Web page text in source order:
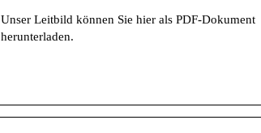
Unser Leitbild können Sie hier als PDF-Dokument
herunterladen.